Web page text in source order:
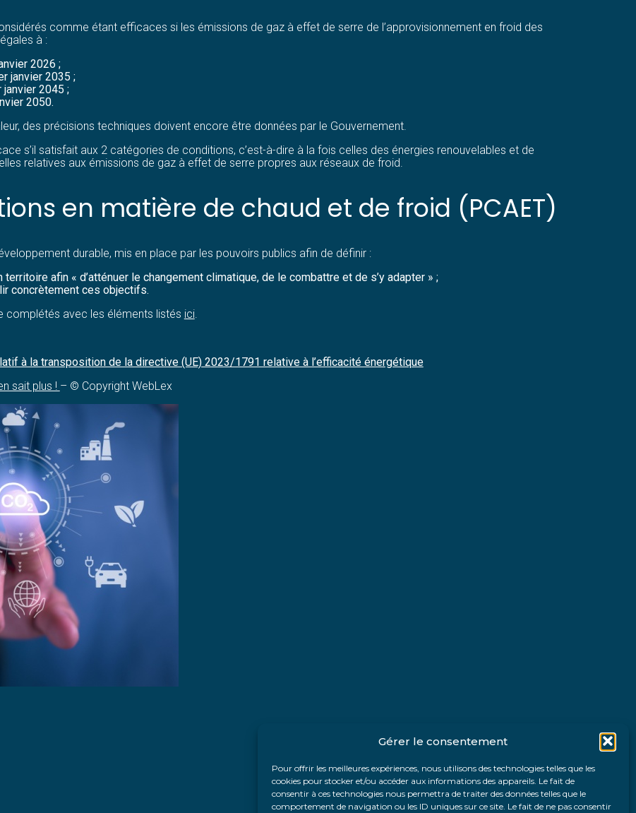
Gérer le consentement
Pour offrir les meilleures expériences, nous utilisons des technologies telles que les
cookies pour stocker et/ou accéder aux informations des appareils. Le fait de
consentir à ces technologies nous permettra de traiter des données telles que le
comportement de navigation ou les ID uniques sur ce site. Le fait de ne pas consentir
comme étant efficaces si les émissions de gaz à effet de serre de l’approvisionnement en froid des
à :
2026 ;
janvier 2035 ;
2045 ;
2050.
des précisions techniques doivent encore être données par le Gouvernement.
s’il satisfait aux 2 catégories de conditions, c’est-à-dire à la fois celles des énergies renouvelables et de
relatives aux émissions de gaz à effet de serre propres aux réseaux de froid.
en matière de chaud et de froid (PCAET)
durable, mis en place par les pouvoirs publics afin de définir :
afin « d’atténuer le changement climatique, de le combattre et de s’y adapter » ;
concrètement ces objectifs.
complétés avec les éléments listés ici.
à la transposition de la directive (UE) 2023/1791 relative à l’efficacité énergétique
sait plus ! – © Copyright WebLex